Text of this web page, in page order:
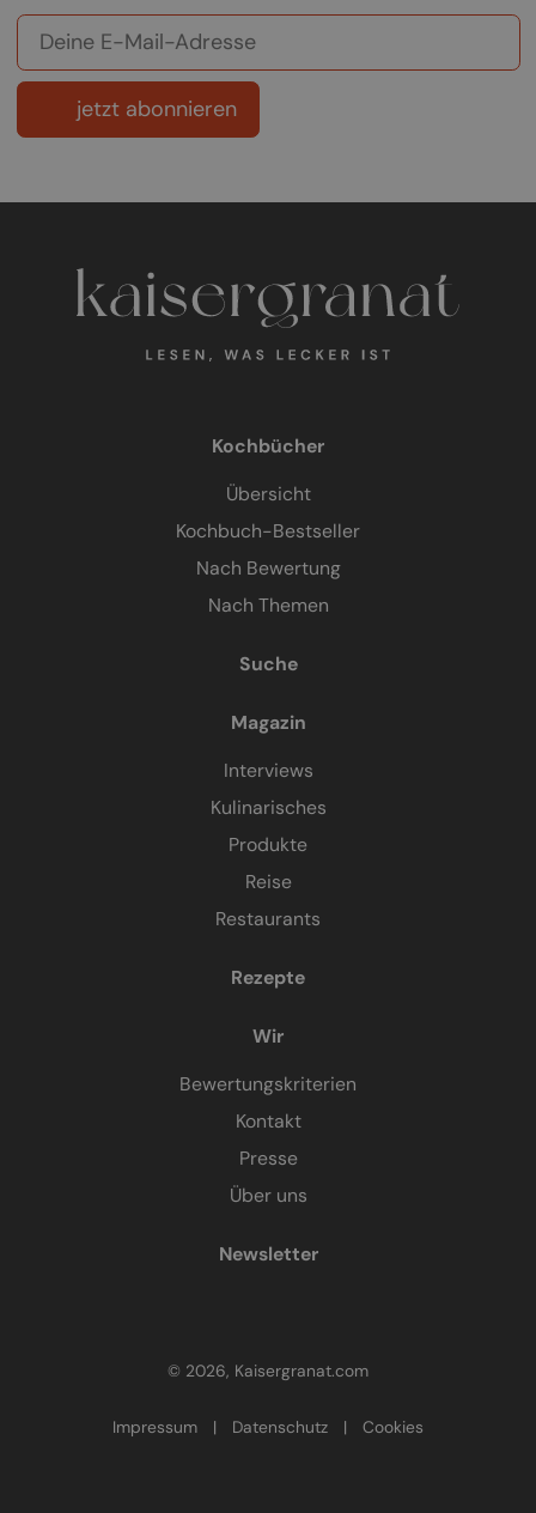
jetzt abonnieren
Kochbücher
Übersicht
Kochbuch-Bestseller
Nach Bewertung
Nach Themen
Suche
Magazin
Interviews
Kulinarisches
Produkte
Reise
Restaurants
Rezepte
Wir
Bewertungskriterien
Kontakt
Presse
Über uns
Newsletter
© 2026, Kaisergranat.com
Impressum | Datenschutz | Cookies